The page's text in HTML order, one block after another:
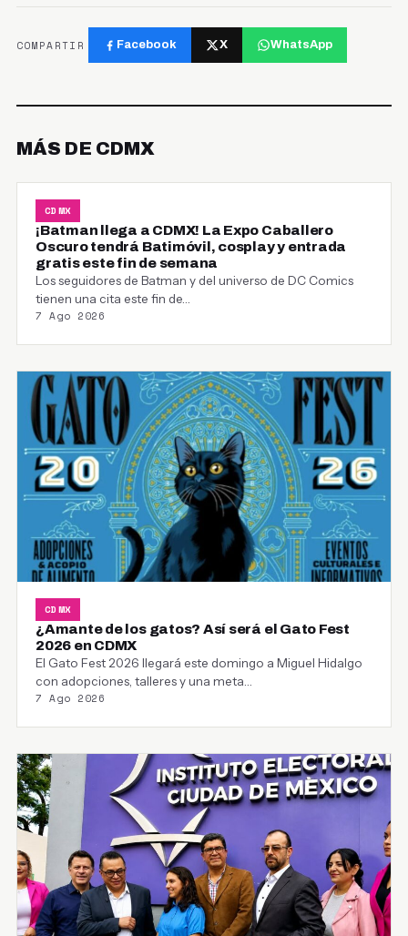
COMPARTIR Facebook X WhatsApp
MÁS DE CDMX
CDMX
¡Batman llega a CDMX! La Expo Caballero
Oscuro tendrá Batimóvil, cosplay y entrada
gratis este fin de semana
Los seguidores de Batman y del universo de DC Comics
tienen una cita este fin de…
7 Ago 2026
CDMX
¿Amante de los gatos? Así será el Gato Fest
2026 en CDMX
El Gato Fest 2026 llegará este domingo a Miguel Hidalgo
con adopciones, talleres y una meta…
7 Ago 2026